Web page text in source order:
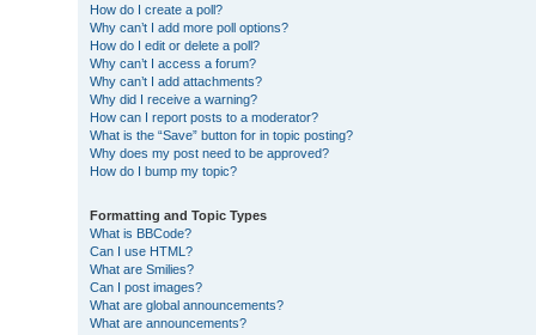
How do I create a poll?
Why can’t I add more poll options?
How do I edit or delete a poll?
Why can’t I access a forum?
Why can’t I add attachments?
Why did I receive a warning?
How can I report posts to a moderator?
What is the “Save” button for in topic posting?
Why does my post need to be approved?
How do I bump my topic?
Formatting and Topic Types
What is BBCode?
Can I use HTML?
What are Smilies?
Can I post images?
What are global announcements?
What are announcements?